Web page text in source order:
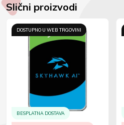
Slični proizvodi
DOSTUPNO U WEB TRGOVINI
BESPLATNA DOSTAVA